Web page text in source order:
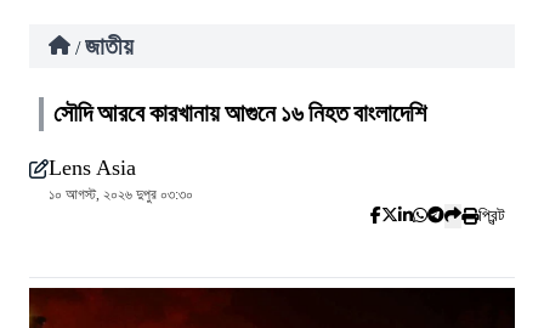
/ জাতীয়
সৌদি আরবে কারখানায় আগুনে ১৬ নিহত বাংলাদেশি
Lens Asia
১০ আগস্ট, ২০২৬ দুপুর ০৩:৩০
প্রিন্ট